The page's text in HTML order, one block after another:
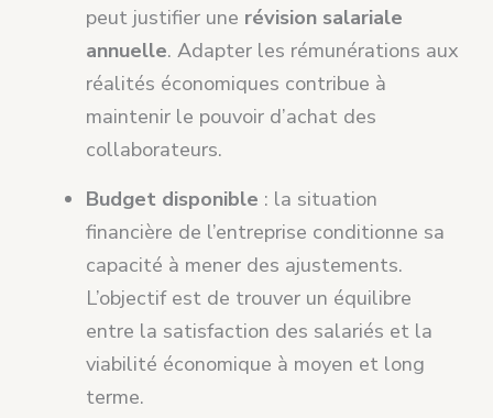
peut justifier une révision salariale
annuelle. Adapter les rémunérations aux
réalités économiques contribue à
maintenir le pouvoir d’achat des
collaborateurs.
Budget disponible : la situation
financière de l’entreprise conditionne sa
capacité à mener des ajustements.
L’objectif est de trouver un équilibre
entre la satisfaction des salariés et la
viabilité économique à moyen et long
terme.